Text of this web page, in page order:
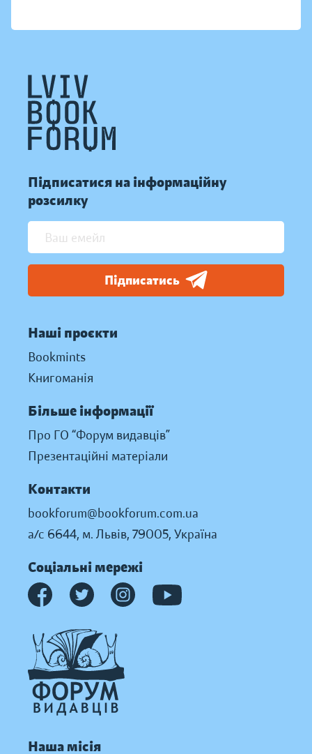
Підписатися на інформаційну
розсилку
Підписатись
Наші проєкти
Bookmints
Книгоманія
Більше інформації
Про ГО “Форум видавців”
Презентаційні матеріали
Контакти
bookforum@bookforum.com.ua
а/с 6644, м. Львів, 79005, Україна
Соціальні мережі
Наша місія